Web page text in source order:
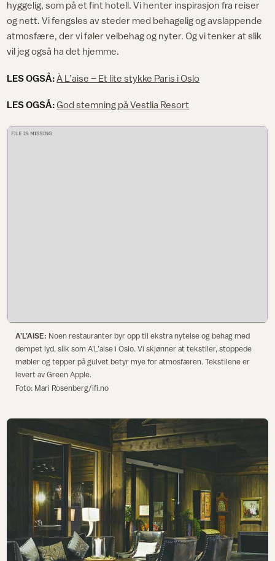
hyggelig, som på et fint hotell. Vi henter inspirasjon fra reiser
og nett. Vi fengsles av steder med behagelig og avslappende
atmosfære, der vi føler velbehag og nyter. Og vi tenker at slik
vil jeg også ha det hjemme.
LES OGSÅ: À L’aise – Et lite stykke Paris i Oslo
LES OGSÅ:God stemning på Vestlia Resort
A’L’AISE: Noen restauranter byr opp til ekstra nytelse og behag med
dempet lyd, slik som A’L’aise i Oslo. Vi skjønner at tekstiler, stoppede
møbler og tepper på gulvet betyr mye for atmosfæren. Tekstilene er
levert av Green Apple.
Foto: Mari Rosenberg/ifi.no